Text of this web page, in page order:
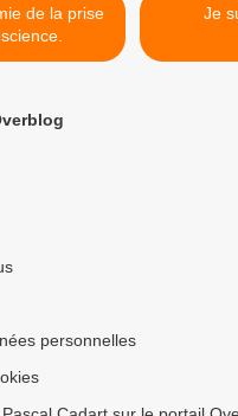
personnelles